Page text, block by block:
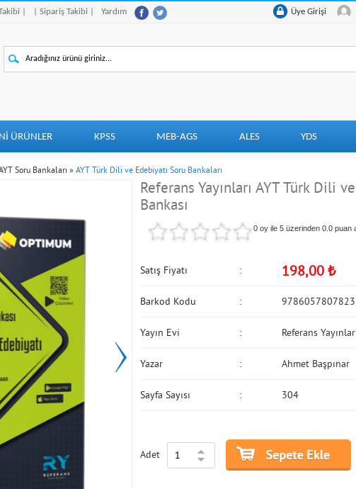
| | Sipariş Takibi | Yardım Üye Girişi
ÜRÜNLER KPSS MEB-AGS ALES YDS
Soru Bankaları » AYT Türk Dili ve Edebiyatı Soru Bankaları
Referans Yayınları AYT Türk Dili
Bankası
0 oy ile 5 üzerinden 0.0puan
Satış Fiyatı 198,00 ₺
Barkod Kodu 9786057807823
Yayın Evi Referans
Yazar Ahmet Başpınar
Sayfa Sayısı 304
Adet